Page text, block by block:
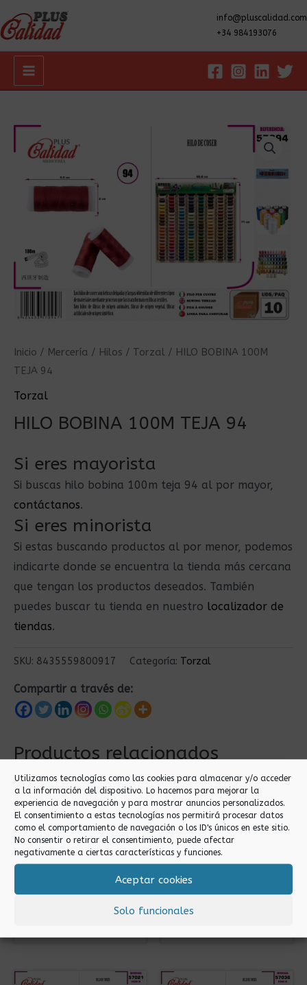
Utilizamos tecnologías como las cookies para almacenar y/o acceder
a la información del dispositivo. Lo hacemos para mejorar la
experiencia de navegación y para mostrar anuncios personalizados.
El consentimiento a estas tecnologías nos permitirá procesar datos
como el comportamiento de navegación o los ID's únicos en este sitio.
No consentir o retirar el consentimiento, puede afectar
negativamente a ciertas características y funciones.
Aceptar cookies
Solo funcionales
info@pluscalidad.com
+34 984193076
Main
Inicio / Mercería / Hilos / Torzal / HILO BOBINA 100M
TEJA 94
Torzal
HILO BOBINA 100M TEJA 94
Si eres mayorista
Si buscas hilo bobina 100m teja 94 al por mayor,
contáctanos.
Si eres minorista
Si estas buscando productos al por menor, podemos
indicarte donde se encuentra la tienda más cercana
que tengan los productos deseados. También
puedes buscar tu tienda en nuestro localizador de
tiendas.
SKU: 8435559800917 Categoría: Torzal
Compartir a través de:
Productos relacionados
Torzal
HILO BOBINA 100M
Torzal
HILO BOBINA 100M